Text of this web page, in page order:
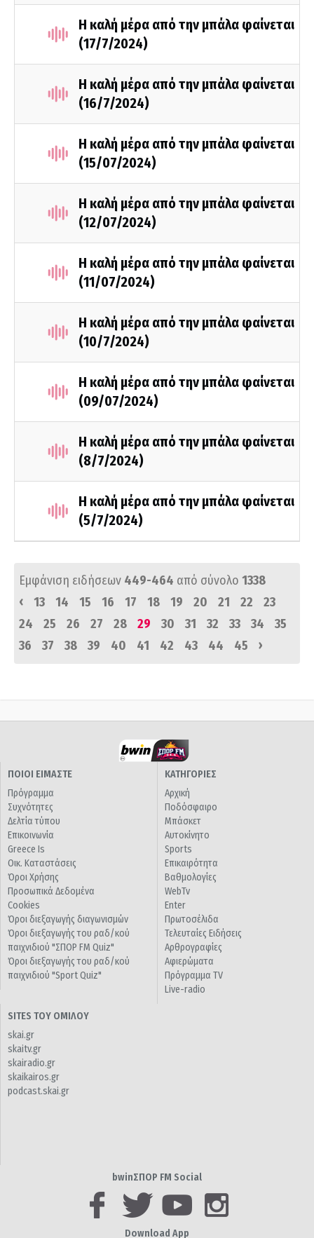
Η καλή μέρα από την μπάλα φαίνεται
(17/7/2024)
Η καλή μέρα από την μπάλα φαίνεται
(16/7/2024)
Η καλή μέρα από την μπάλα φαίνεται
(15/07/2024)
Η καλή μέρα από την μπάλα φαίνεται
(12/07/2024)
Η καλή μέρα από την μπάλα φαίνεται
(11/07/2024)
Η καλή μέρα από την μπάλα φαίνεται
(10/7/2024)
Η καλή μέρα από την μπάλα φαίνεται
(09/07/2024)
Η καλή μέρα από την μπάλα φαίνεται
(8/7/2024)
Η καλή μέρα από την μπάλα φαίνεται
(5/7/2024)
Εμφάνιση ειδήσεων 449-464 από σύνολο 1338
‹
13 14 15 16 17 18 19 20 21 22
23
24
25 26 27 28 29 30 31 32 33 34
35
36
37 38 39 40 41 42 43 44 45 ›
ΠΟΙΟΙ ΕΙΜΑΣΤΕ
Πρόγραμμα
Συχνότητες
Δελτία τύπου
Επικοινωνία
Greece Is
Οικ. Καταστάσεις
Όροι Χρήσης
Προσωπικά Δεδομένα
Cookies
Όροι διεξαγωγής διαγωνισμών
Όροι διεξαγωγής του ραδ/κού
παιχνιδιού "ΣΠΟΡ FM Quiz"
Όροι διεξαγωγής του ραδ/κού
παιχνιδιού "Sport Quiz"
ΚΑΤΗΓΟΡΙΕΣ
Αρχική
Ποδόσφαιρο
Μπάσκετ
Αυτοκίνητο
Sports
Επικαιρότητα
Βαθμολογίες
WebTv
Enter
Πρωτοσέλιδα
Τελευταίες Ειδήσεις
Αρθρογραφίες
Αφιερώματα
Πρόγραμμα TV
Live-radio
SITES ΤΟΥ ΟΜΙΛΟΥ
skai.gr
skaitv.gr
skairadio.gr
skaikairos.gr
podcast.skai.gr
bwinΣΠΟΡ FM Social
Download App